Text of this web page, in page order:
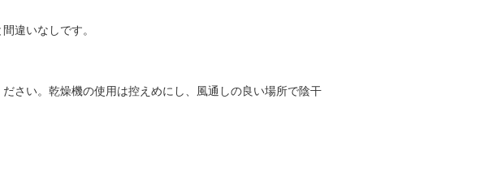
違いなしです。
さい。乾燥機の使用は控えめにし、風通しの良い場所で陰干